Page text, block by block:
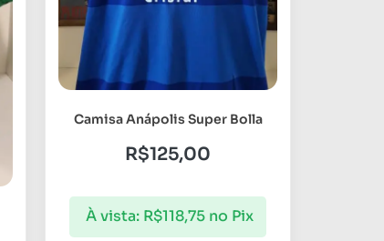
Camisa Anápolis Super Bolla
R$125,00
À vista: R$118,75 no Pix